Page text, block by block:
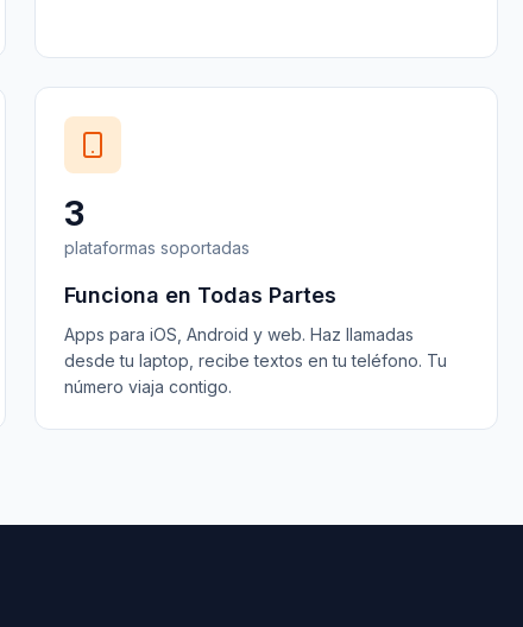
3
plataformas soportadas
Funciona en Todas Partes
Apps para iOS, Android y web. Haz llamadas
desde tu laptop, recibe textos en tu teléfono. Tu
número viaja contigo.